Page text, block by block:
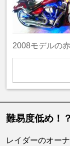
2008モデルの赤
難易度低め！
レイダーのオー